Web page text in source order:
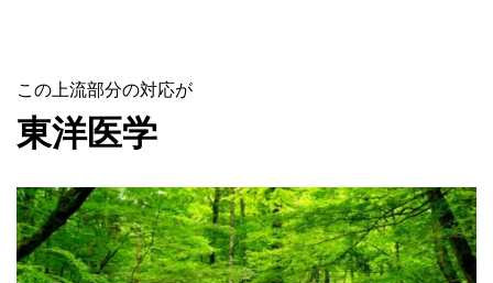
この上流部分の対応が
東洋医学